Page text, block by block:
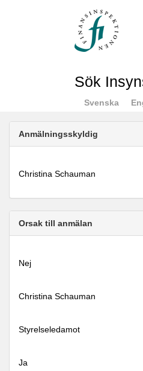
Sök
Svenska
Anmälningsskyldig
Christina Schauman
Orsak till anmälan
Nej
Christina Schauman
Styrelseledamot
Ja